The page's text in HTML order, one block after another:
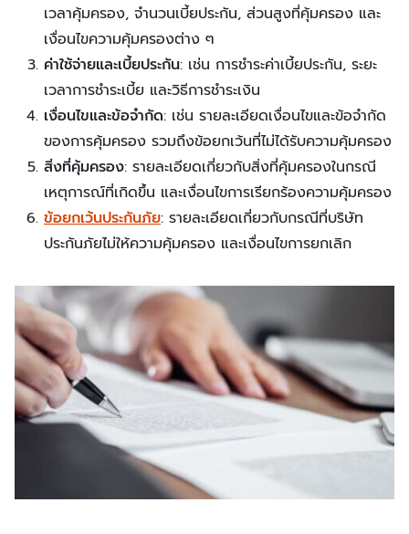
เวลาคุ้มครอง, จำนวนเบี้ยประกัน, ส่วนสูงที่คุ้มครอง และ
เงื่อนไขความคุ้มครองต่าง ๆ
ค่าใช้จ่ายและเบี้ยประกัน: เช่น การชำระค่าเบี้ยประกัน, ระยะ
เวลาการชำระเบี้ย และวิธีการชำระเงิน
เงื่อนไขและข้อจำกัด: เช่น รายละเอียดเงื่อนไขและข้อจำกัด
ของการคุ้มครอง รวมถึงข้อยกเว้นที่ไม่ได้รับความคุ้มครอง
สิ่งที่คุ้มครอง: รายละเอียดเกี่ยวกับสิ่งที่คุ้มครองในกรณี
เหตุการณ์ที่เกิดขึ้น และเงื่อนไขการเรียกร้องความคุ้มครอง
ข้อยกเว้นประกันภัย: รายละเอียดเกี่ยวกับกรณีที่บริษัท
ประกันภัยไม่ให้ความคุ้มครอง และเงื่อนไขการยกเลิก